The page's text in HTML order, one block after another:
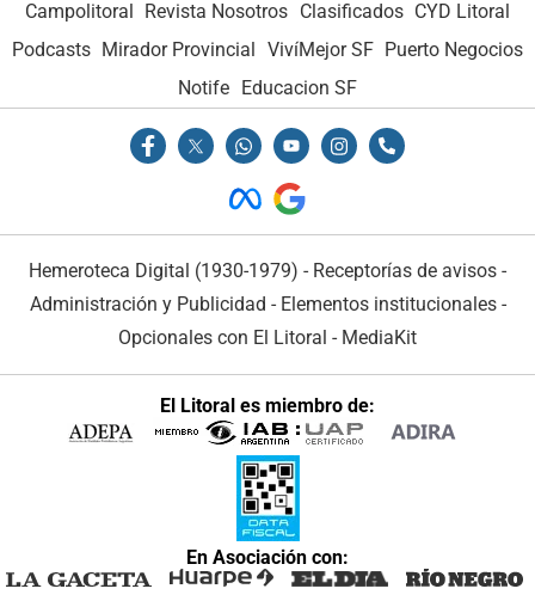
Campolitoral Revista Nosotros Clasificados CYD Litoral
Podcasts Mirador Provincial VivíMejor SF Puerto Negocios
Notife Educacion SF
Hemeroteca Digital (1930-1979) - Receptorías de avisos -
Administración y Publicidad - Elementos institucionales-
Opcionales con El Litoral - MediaKit
El Litoral es miembro de:
En Asociación con: